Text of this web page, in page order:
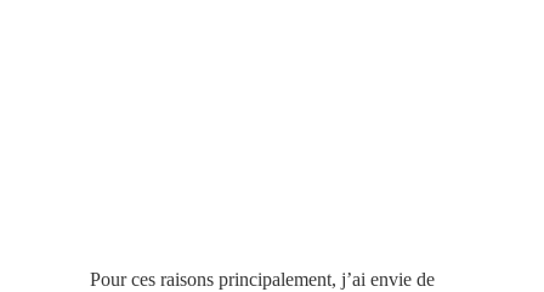
Pour ces raisons principalement, j’ai envie de